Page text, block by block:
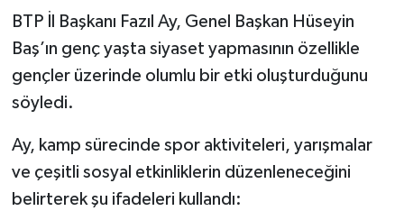
BTP İl Başkanı Fazıl Ay, Genel Başkan Hüseyin
Baş’ın genç yaşta siyaset yapmasının özellikle
gençler üzerinde olumlu bir etki oluşturduğunu
söyledi.
Ay, kamp sürecinde spor aktiviteleri, yarışmalar
ve çeşitli sosyal etkinliklerin düzenleneceğini
belirterek şu ifadeleri kullandı: